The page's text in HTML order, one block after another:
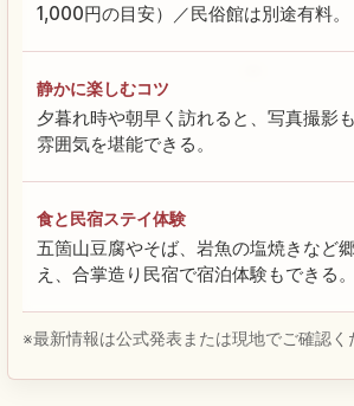
1,000円の目安）／民俗館は別途有料。
静かに楽しむコツ
夕暮れ時や朝早く訪れると、写真撮影
雰囲気を堪能できる。
食と民宿ステイ体験
五箇山豆腐やそば、岩魚の塩焼きなど
え、合掌造り民宿で宿泊体験もできる。
※最新情報は公式発表または現地でご確認く